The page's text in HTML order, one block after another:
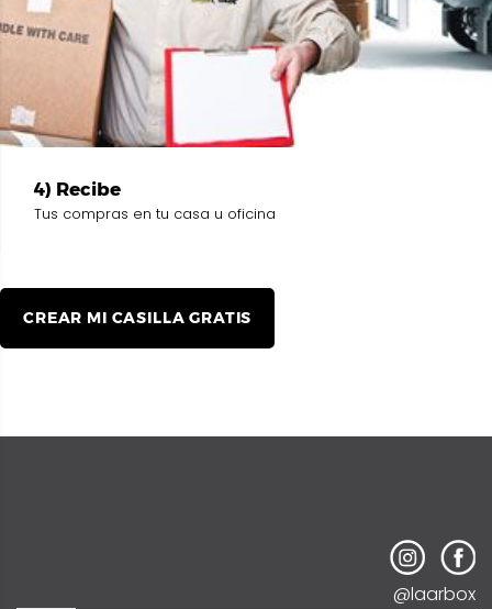
4) Recibe
Tus compras en tu casa u oficina
CREAR MI CASILLA GRATIS
@laarbox